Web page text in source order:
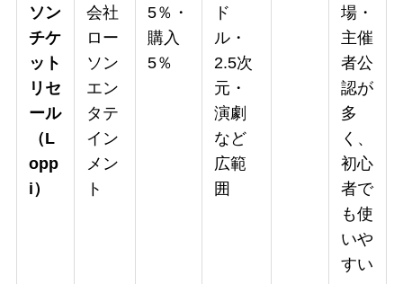
ソン
チケ
ット
リセ
ール
（L
opp
i）
会社
ロー
ソン
エン
タテ
イン
メン
ト
5％・
購入
5％
ド
ル・
2.5次
元・
演劇
など
広範
囲
場・
主催
者公
認が
多
く、
初心
者で
も使
いや
すい